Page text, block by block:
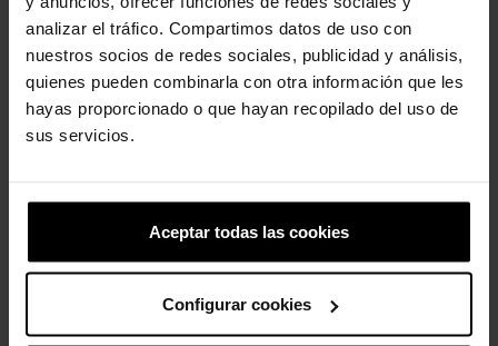
analizar el tráfico. Compartimos datos de uso con
nuestros socios de redes sociales, publicidad y análisis,
quienes pueden combinarla con otra información que les
hayas proporcionado o que hayan recopilado del uso de
sus servicios.
Aceptar todas las cookies
Configurar cookies
Clientes que compraram este
produto também compraram: